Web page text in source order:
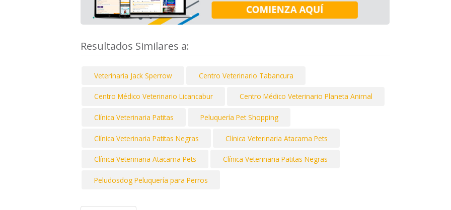
Resultados Similares a:
Veterinaria Jack Sperrow Centro Veterinario Tabancura
Centro Médico Veterinario Licancabur Centro Médico Veterinario Planeta Animal
Clínica Veterinaria Patitas Peluquería Pet Shopping
Clínica Veterinaria Patitas Negras Clínica Veterinaria Atacama Pets
Clínica Veterinaria Atacama Pets Clínica Veterinaria Patitas Negras
Peludosdog Peluquería para Perros